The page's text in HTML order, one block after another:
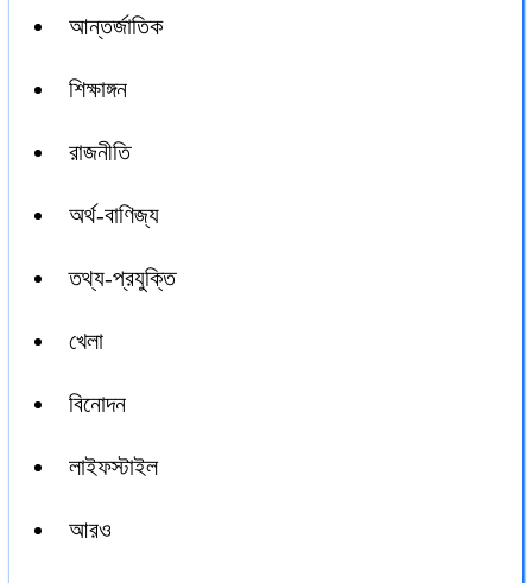
আন্তর্জাতিক
শিক্ষাঙ্গন
রাজনীতি
অর্থ-বাণিজ্য
তথ্য-প্রযুক্তি
খেলা
বিনোদন
লাইফস্টাইল
আরও